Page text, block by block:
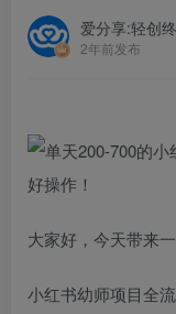
爱分享:轻创
2年前发布
大家好，今天带来
小红书幼师项目全